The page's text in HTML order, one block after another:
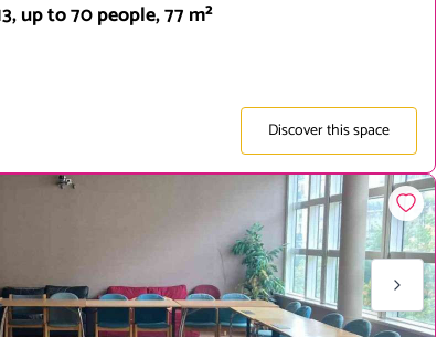
up to 70 people, 77 m²
Discover this space